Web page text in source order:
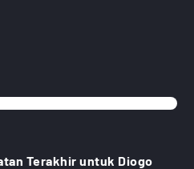
Terakhir untuk Diogo